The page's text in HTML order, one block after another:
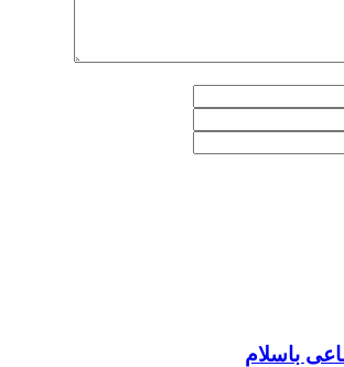
باسلام